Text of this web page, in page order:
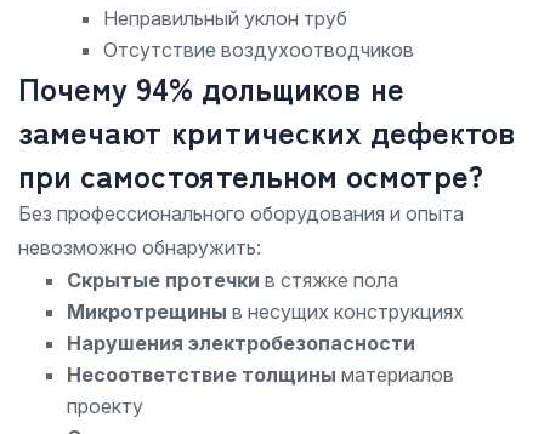
Неправильный уклон труб
Отсутствие воздухоотводчиков
Почему 94% дольщиков не
замечают критических дефектов
при самостоятельном осмотре?
Без профессионального оборудования и опыта
невозможно обнаружить:
Скрытые протечки в стяжке пола
Микротрещины в несущих конструкциях
Нарушения электробезопасности
Несоответствие толщины материалов
проекту